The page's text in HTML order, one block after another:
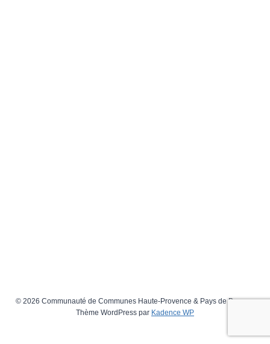
© 2026 Communauté de Communes Haute-Provence & Pays de Banon -
Thème WordPress par Kadence WP